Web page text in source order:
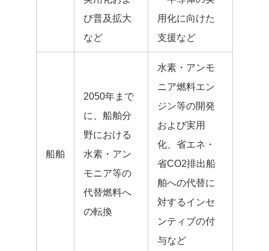
び普及拡大
など
用化に向けた
支援など
船舶
2050年まで
に、船舶分
野における
水素・アン
モニア等の
代替燃料へ
の転換
水素・アンモ
ニア燃料エン
ジン等の開発
および実用
化、省エネ・
省CO2排出船
舶への代替に
対するインセ
ンティブの付
与など